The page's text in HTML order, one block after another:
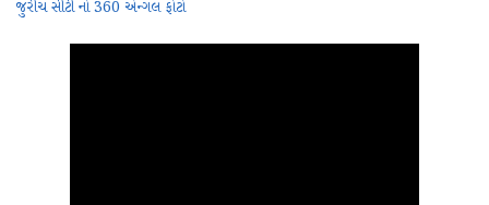
જુરીચ સીટી નો 360 એન્ગલ ફોટો